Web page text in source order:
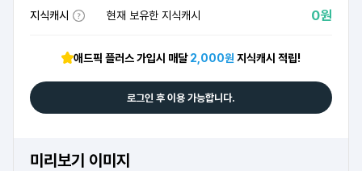
지식캐시 현재 보유한 지식캐시 0원
애드픽 플러스 가입시 매달2,000원 지식캐시 적립!
로그인 후 이용 가능합니다.
미리보기 이미지